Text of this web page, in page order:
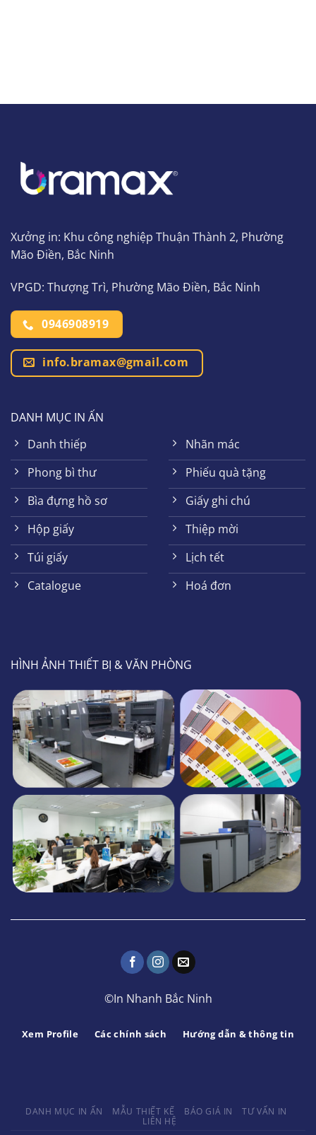
Xưởng in: Khu công nghiệp Thuận Thành 2, Phường
Mão Điền, Bắc Ninh
VPGD: Thượng Trì, Phường Mão Điền, Bắc Ninh
0946908919
info.bramax@gmail.com
DANH MỤC IN ẤN
Danh thiếp
Phong bì thư
Bìa đựng hồ sơ
Hộp giấy
Túi giấy
Catalogue
Nhãn mác
Phiếu quà tặng
Giấy ghi chú
Thiệp mời
Lịch tết
Hoá đơn
HÌNH ẢNH THIẾT BỊ & VĂN PHÒNG
©In Nhanh Bắc Ninh
Xem Profile Các chính sách Hướng dẫn & thông tin
DANH MỤC IN ẤN MẪU THIẾT KẾ BÁO GIÁ IN
TƯ VẤN IN
LIÊN HỆ